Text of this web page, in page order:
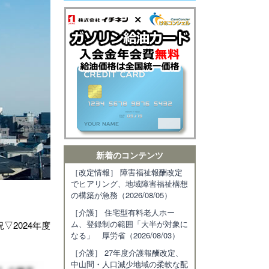
▽2024年度
新着のコンテンツ
［改定情報］ 障害福祉報酬改定
でヒアリング、地域障害福祉構想
の構築が急務（2026/08/05）
［介護］ 住宅型有料老人ホー
ム、登録制の範囲「大半が対象に
なる」 厚労省（2026/08/03）
［介護］ 27年度介護報酬改定、
中山間・人口減少地域の柔軟な配